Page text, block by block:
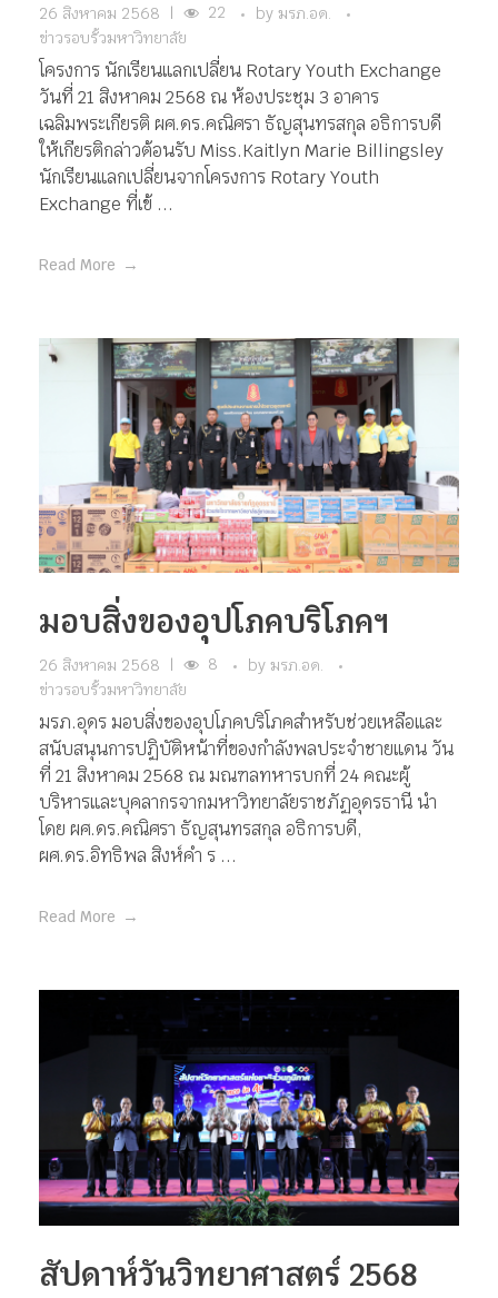
26 สิงหาคม 2568 | 22 by มรภ.อด.
ข่าวรอบรั้วมหาวิทยาลัย
โครงการ นักเรียนแลกเปลี่ยน Rotary Youth Exchange
วันที่ 21 สิงหาคม 2568 ณ ห้องประชุม 3 อาคาร
เฉลิมพระเกียรติ ผศ.ดร.คณิศรา ธัญสุนทรสกุล อธิการบดี
ให้เกียรติกล่าวต้อนรับ Miss.Kaitlyn Marie Billingsley
นักเรียนแลกเปลี่ยนจากโครงการ Rotary Youth
Exchange ที่เข้ ...
Read More
มอบสิ่งของอุปโภคบริโภคฯ
26 สิงหาคม 2568 | 8 by มรภ.อด.
ข่าวรอบรั้วมหาวิทยาลัย
มรภ.อุดร มอบสิ่งของอุปโภคบริโภคสำหรับช่วยเหลือและ
สนับสนุนการปฏิบัติหน้าที่ของกำลังพลประจำชายแดน วัน
ที่ 21 สิงหาคม 2568 ณ มณฑลทหารบกที่ 24 คณะผู้
บริหารและบุคลากรจากมหาวิทยาลัยราชภัฏอุดรธานี นำ
โดย ผศ.ดร.คณิศรา ธัญสุนทรสกุล อธิการบดี,
ผศ.ดร.อิทธิพล สิงห์คำ ร ...
Read More
สัปดาห์วันวิทยาศาสตร์ 2568